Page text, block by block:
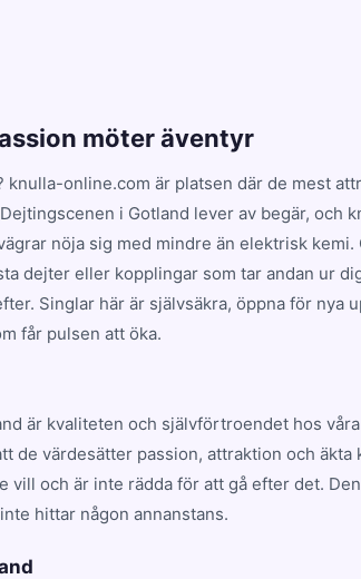
möter äventyr
online.com är platsen där de mest
i Gotland lever av begär, och
nöja sig med mindre än elektrisk kemi.
dejter eller kopplingar som tar andan ur
Singlar här är självsäkra, öppna för nya
får pulsen att öka.
är kvaliteten och självförtroendet hos
de värdesätter passion, attraktion och äkta
vill och är inte rädda för att gå efter det.
hittar någon annanstans.